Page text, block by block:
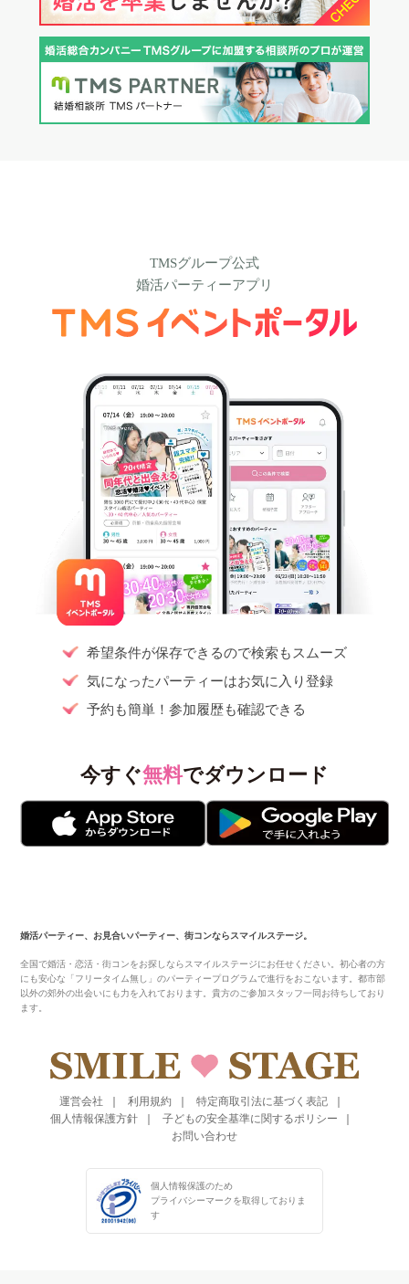
TMSグループ公式
婚活パーティーアプリ
希望条件が保存できるので検索もスムーズ
気になったパーティーはお気に入り登録
予約も簡単！参加履歴も確認できる
今すぐ無料でダウンロード
婚活パーティー、お見合いパーティー、街コンならスマイルステージ。
全国で婚活・恋活・街コンをお探しならスマイルステージにお任せください。初心者の方
にも安心な「フリータイム無し」のパーティープログラムで進行をおこないます。都市部
以外の郊外の出会いにも力を入れております。貴方のご参加スタッフ一同お待ちしており
ます。
運営会社 利用規約
特定商取引法に基づく表記
個人情報保護方針
子どもの安全基準に関するポリシー
お問い合わせ
個人情報保護のため
プライバシーマークを取得しておりま
す